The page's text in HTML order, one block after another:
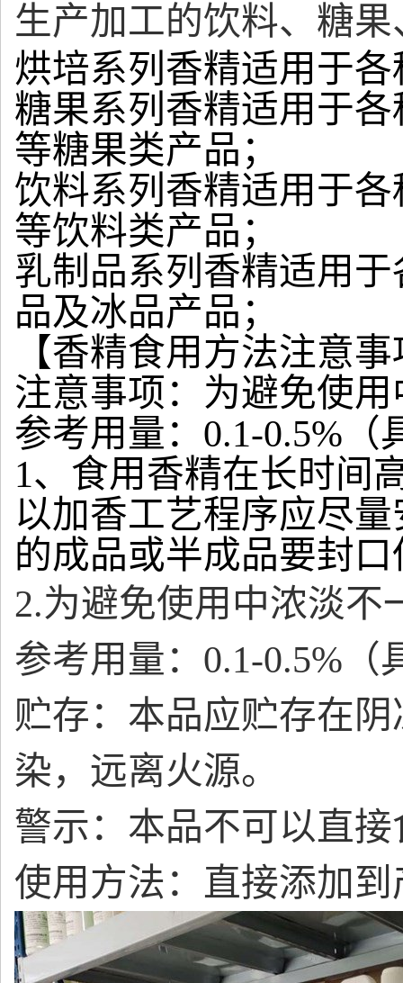
生产加工的饮料、糖
烘培系列香精适用于
糖果系列香精适用于
等糖果类产品；
饮料系列香精适用于
等饮料类产品；
乳制品系列香精适用
品及冰品产品；
【香精食用方法注意
注意事项：为避免使
参考用量：0.1-0.5%
1、食用香精在长时间
以加香工艺程序应尽
的成品或半成品要封
2.为避免使用中浓淡不
参考用量：0.1-0.5%
贮存：本品应贮存在
染，远离火源。
警示：本品不可以直
使用方法：直接添加